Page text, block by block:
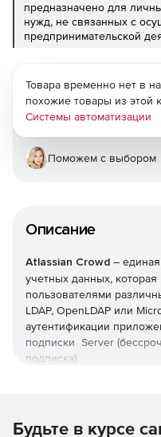
предназначено для
нужд, не связанных с
предпринимательской
Описание
Atlassian Crowd –
учетных данных,
пользователями
LDAP, OpenLDAP или
аутентификации
подписки Server
подписка).
Товара временно нет в
похожие товары из этой
Системы автоматизации
Поможем с выбором
Будьте в курсе